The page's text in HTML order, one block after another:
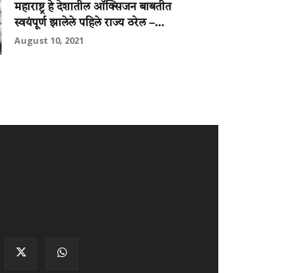
महाराष्ट्र हे देशातील ऑक्सिजन बाबतीत
स्वयंपूर्ण झालेले पहिले राज्य ठरेल –...
August 10, 2021